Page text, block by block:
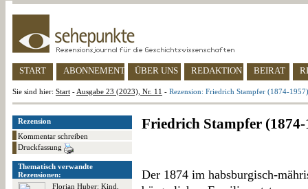
START ABONNEMENT ÜBER UNS REDAKTION BEIRAT
Sie sind hier: Start - Ausgabe 23 (2023), Nr. 11 - Rezension: Friedrich Stampfer (1874-1957)
Rezension
Kommentar schreiben
Druckfassung
Thematisch verwandte
Rezensionen:
Florian Huber: Kind,
Friedrich Stampfer (1874-
Der 1874 im habsburgisch-